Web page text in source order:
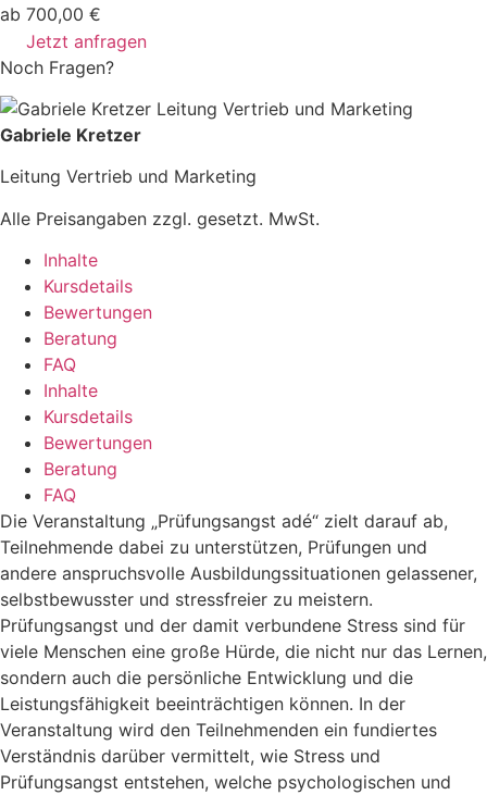
ab 700,00 €
Jetzt anfragen
Noch Fragen?
Gabriele Kretzer
Leitung Vertrieb und Marketing
Alle Preisangaben zzgl. gesetzt. MwSt.
Inhalte
Kursdetails
Bewertungen
Beratung
FAQ
Inhalte
Kursdetails
Bewertungen
Beratung
FAQ
Die Veranstaltung „Prüfungsangst adé“ zielt darauf ab,
Teilnehmende dabei zu unterstützen, Prüfungen und
andere anspruchsvolle Ausbildungssituationen gelassener,
selbstbewusster und stressfreier zu meistern.
Prüfungsangst und der damit verbundene Stress sind für
viele Menschen eine große Hürde, die nicht nur das Lernen,
sondern auch die persönliche Entwicklung und die
Leistungsfähigkeit beeinträchtigen können. In der
Veranstaltung wird den Teilnehmenden ein fundiertes
Verständnis darüber vermittelt, wie Stress und
Prüfungsangst entstehen, welche psychologischen und